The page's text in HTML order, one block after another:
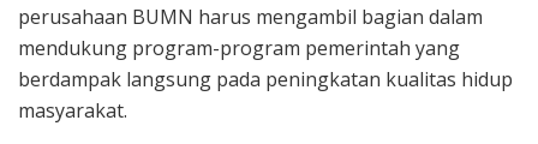
perusahaan BUMN harus mengambil bagian dalam
mendukung program-program pemerintah yang
berdampak langsung pada peningkatan kualitas hidup
masyarakat.